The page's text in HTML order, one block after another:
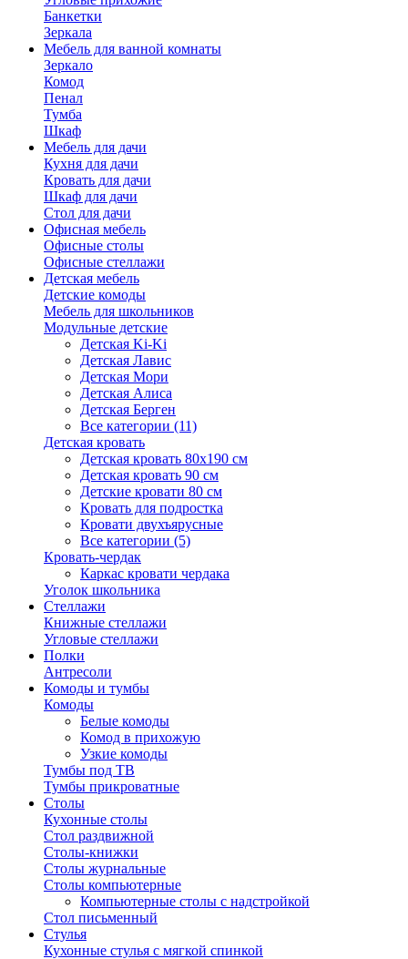
Банкетки
Зеркала
Мебель для ванной комнаты
Зеркало
Комод
Пенал
Тумба
Шкаф
Мебель для дачи
Кухня для дачи
Кровать для дачи
Шкаф для дачи
Стол для дачи
Офисная мебель
Офисные столы
Офисные стеллажи
Детская мебель
Детские комоды
Мебель для школьников
Модульные детские
Детская Ki-Ki
Детская Лавис
Детская Мори
Детская Алиса
Детская Берген
Все категории (11)
Детская кровать
Детская кровать 80х190 см
Детская кровать 90 см
Детские кровати 80 см
Кровать для подростка
Кровати двухъярусные
Все категории (5)
Кровать-чердак
Каркас кровати чердака
Уголок школьника
Стеллажи
Книжные стеллажи
Угловые стеллажи
Полки
Антресоли
Комоды и тумбы
Комоды
Белые комоды
Комод в прихожую
Узкие комоды
Тумбы под ТВ
Тумбы прикроватные
Столы
Кухонные столы
Стол раздвижной
Столы-книжки
Столы журнальные
Столы компьютерные
Компьютерные столы с надстройкой
Стол письменный
Стулья
Кухонные стулья с мягкой спинкой